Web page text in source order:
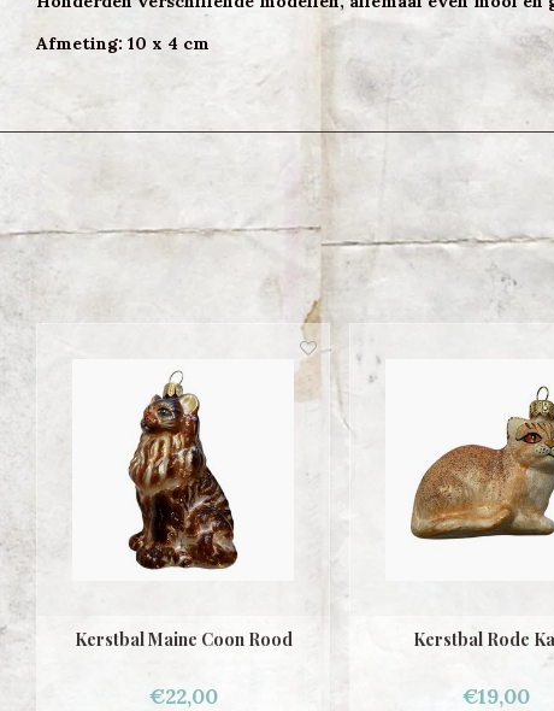
Afmeting: 10 x 4 cm
Kerstbal Maine Coon Rood
€22,00
Kerstbal Rode
€19,00